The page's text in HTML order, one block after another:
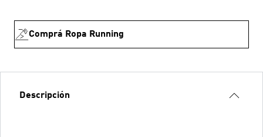
Comprá Ropa Running
Descripción